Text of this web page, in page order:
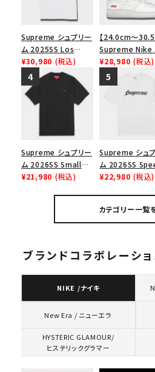
Supreme シュプリー
ム 2025SS Los
Angeles Fire Relief
Box Logo Tee ファ
イヤーリリーフボック
スロゴTシャツ ホワ
イト 白
¥30,980 (税込)
【24.0cm～
Supreme Nike
Force 1 Low シ
リーム ナイキエ
ース１スニーカー
ューズ ホワイト
¥28,980 (税込)
Supreme シュプリー
ム 2026SS Small
Box Tee スモールボ
¥21,980 (税込)
Supreme シュ
ム 2026SS
Tee スピードTシ
¥22,980 (税込)
カテゴリー一覧
ブランドコラボレーシ
NIKE /ナイキ
New Era / ニューエラ
HYSTERIC GLAMOUR/
ヒステリックグラマー